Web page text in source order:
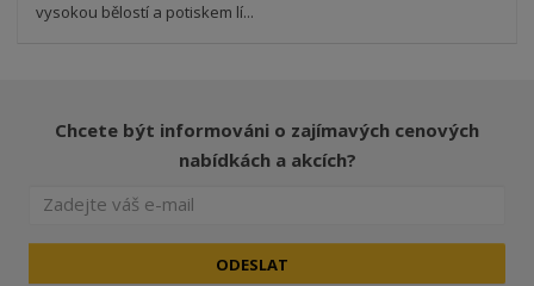
vysokou bělostí a potiskem lí...
Chcete být informováni o zajímavých cenových
nabídkách a akcích?
ODESLAT